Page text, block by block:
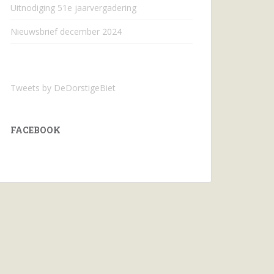
Uitnodiging 51e jaarvergadering
Nieuwsbrief december 2024
Tweets by DeDorstigeBiet
FACEBOOK